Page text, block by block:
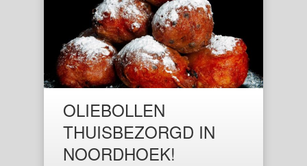
OLIEBOLLEN
THUISBEZORGD IN
NOORDHOEK!